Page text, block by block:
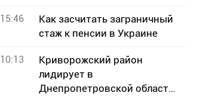
«Пакет школьника»
15:46
Как засчитать заграничный
стаж к пенсии в Украине
10:13
Криворожский район
лидирует в
Днепропетровской области